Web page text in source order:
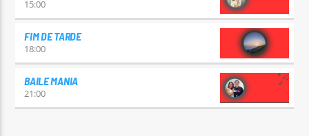
15:00
FIM DE TARDE
18:00
BAILE MANIA
21:00